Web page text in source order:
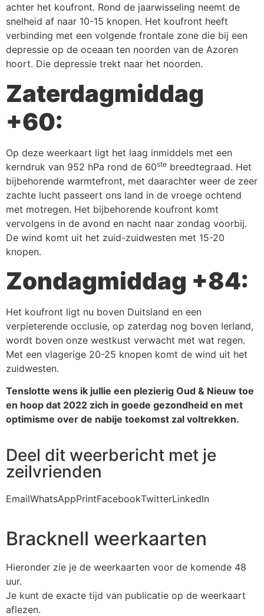
achter het koufront. Rond de jaarwisseling neemt de
snelheid af naar 10-15 knopen. Het koufront heeft
verbinding met een volgende frontale zone die bij een
depressie op de oceaan ten noorden van de Azoren
hoort. Die depressie trekt naar het noorden.
Zaterdagmiddag
+60:
Op deze weerkaart ligt het laag inmiddels met een
kerndruk van 952 hPa rond de 60ste breedtegraad. Het
bijbehorende warmtefront, met daarachter weer de zeer
zachte lucht passeert ons land in de vroege ochtend
met motregen. Het bijbehorende koufront komt
vervolgens in de avond en nacht naar zondag voorbij.
De wind komt uit het zuid-zuidwesten met 15-20
knopen.
Zondagmiddag +84:
Het koufront ligt nu boven Duitsland en een
verpieterende occlusie, op zaterdag nog boven Ierland,
wordt boven onze westkust verwacht met wat regen.
Met een vlagerige 20-25 knopen komt de wind uit het
zuidwesten.
Tenslotte wens ik jullie een plezierig Oud & Nieuw toe
en hoop dat 2022 zich in goede gezondheid en met
optimisme over de nabije toekomst zal voltrekken.
Deel dit weerbericht met je
zeilvrienden
EmailWhatsAppPrintFacebookTwitterLinkedIn
Bracknell weerkaarten
Hieronder zie je de weerkaarten voor de komende 48
uur.
Je kunt de exacte tijd van publicatie op de weerkaart
aflezen.